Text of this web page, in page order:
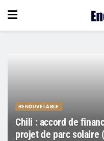
RENOUVELABLE
Chili : accord de
projet de parc solaire